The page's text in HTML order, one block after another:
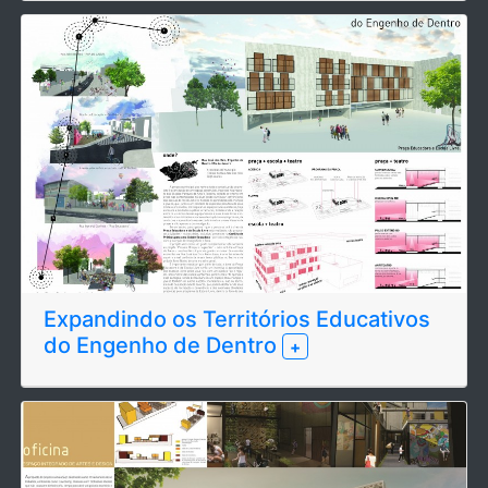
Expandindo os Territórios Educativos
do Engenho de Dentro
+